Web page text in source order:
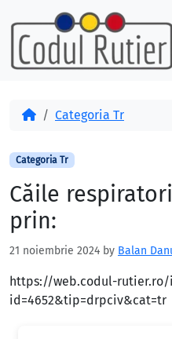
Skip to content
Skip to footer
AcasăCategoria Tr
Categoria Tr
Căile
prin:
21 noiembrie 2024 by Balan
https://web.codul-rutier.ro/
id=4652&tip=drpciv&cat=tr